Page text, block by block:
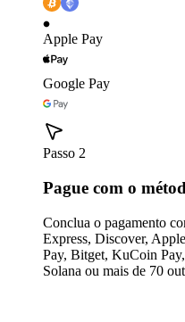
Apple Pay
Google Pay
Passo 2
Pague com o
Conclua o pagamento
Express, Discover,
Pay, Bitget, KuCoin
Solana ou mais de 70